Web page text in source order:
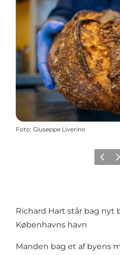
Foto: Giuseppe Liverino
Zurück
Richard Hart står bag nyt
Københavns havn
Manden bag et af byens